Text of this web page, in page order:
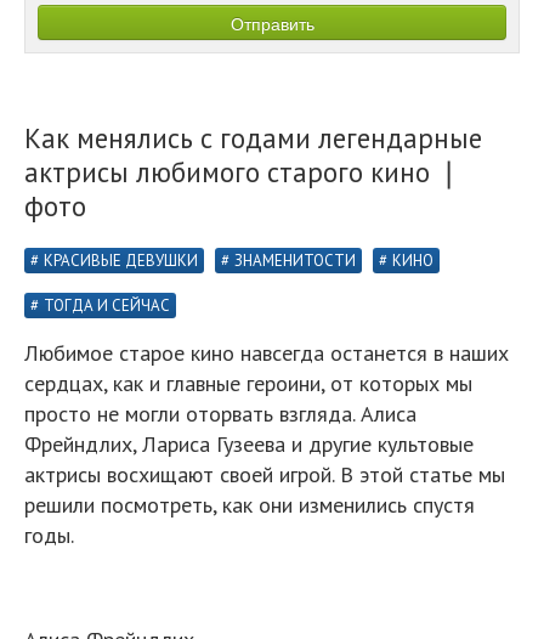
Как менялись с годами легендарные
актрисы любимого старого кино ❘
фото
КРАСИВЫЕ ДЕВУШКИ ЗНАМЕНИТОСТИ КИНО
ТОГДА И СЕЙЧАС
Любимое старое кино навсегда останется в наших
сердцах, как и главные героини, от которых мы
просто не могли оторвать взгляда. Алиса
Фрейндлих, Лариса Гузеева и другие культовые
актрисы восхищают своей игрой. В этой статье мы
решили посмотреть, как они изменились спустя
годы.